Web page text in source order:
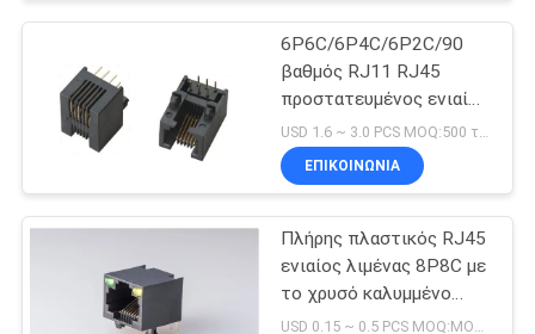
SITEMAP
PRIVACY
POLICY
6P6C/6P4C/6P2C/90
βαθμός RJ11 RJ45
προστατευμένος ενιαίος
λιμένας Ethernet
συνδετήρων πλαστικός
USD 1.6 ~ 3.0 PCS MOQ:500 τμχ
ΕΠΙΚΟΙΝΩΝΊΑ
Πλήρης πλαστικός RJ45
ενιαίος λιμένας 8P8C με
το χρυσό καλυμμένο
δίκτυο των οδηγήσεων